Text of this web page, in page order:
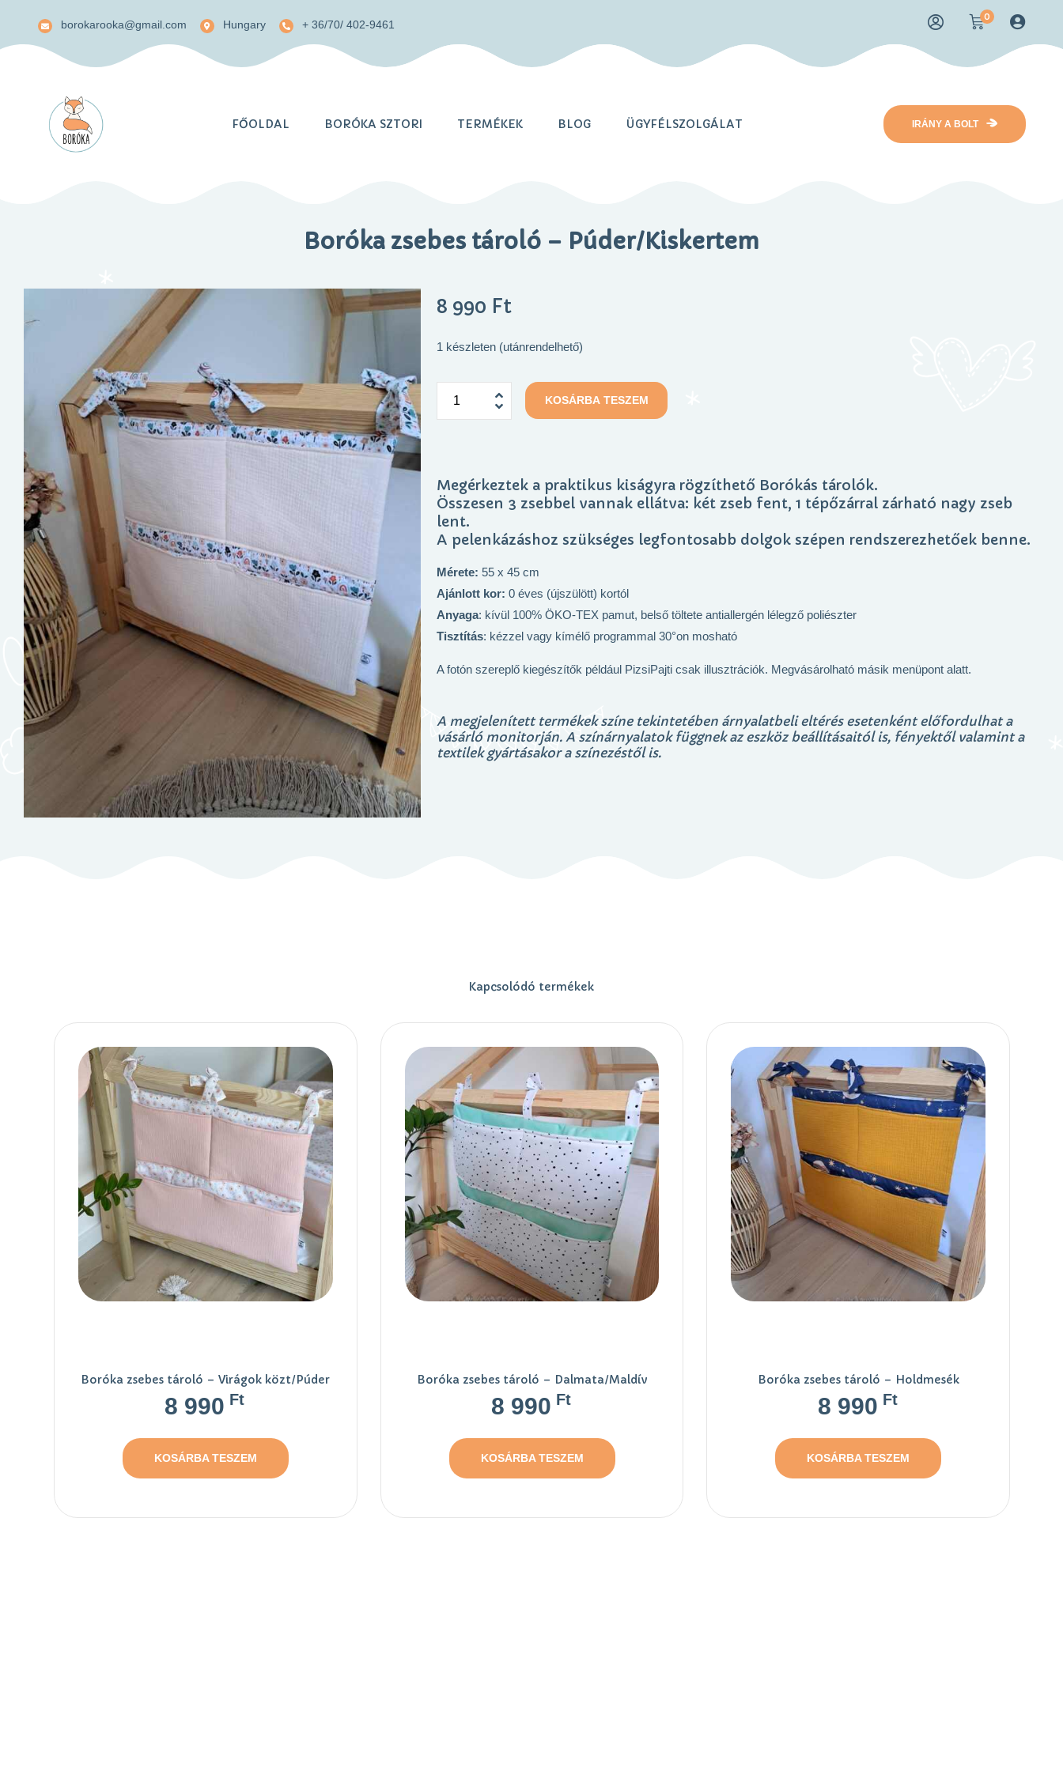
borokarooka@gmail.com Hungary + 36/70/ 402-9461
0
FŐOLDAL BORÓKA SZTORI TERMÉKEK BLOG ÜGYFÉLSZOLGÁLAT IRÁNY A BOLT
Boróka zsebes tároló – Púder/Kiskertem
8 990 Ft
1 készleten (utánrendelhető)
KOSÁRBA TESZEM
Megérkeztek a praktikus kiságyra rögzíthető Borókás tárolók.
Összesen 3 zsebbel vannak ellátva: két zseb fent, 1 tépőzárral zárható nagy zseb
lent.
A pelenkázáshoz szükséges legfontosabb dolgok szépen rendszerezhetőek benne.
Mérete: 55 x 45 cm
Ajánlott kor: 0 éves (újszülött) kortól
Anyaga: kívül 100% ÖKO-TEX pamut, belső töltete antiallergén lélegző poliészter
Tisztítás: kézzel vagy kímélő programmal 30°on mosható
A fotón szereplő kiegészítők például PizsiPajti csak illusztrációk. Megvásárolható másik menüpont alatt.
A megjelenített termékek színe tekintetében árnyalatbeli eltérés esetenként előfordulhat a
vásárló monitorján. A színárnyalatok függnek az eszköz beállításaitól is, fényektől valamint a
textilek gyártásakor a színezéstől is.
Kapcsolódó termékek
Boróka zsebes tároló – Virágok közt/Púder
8 990Ft
KOSÁRBA TESZEM
Boróka zsebes tároló – Dalmata/Maldív
8 990Ft
KOSÁRBA TESZEM
Boróka zsebes tároló – Holdmesék
8 990Ft
KOSÁRBA TESZEM